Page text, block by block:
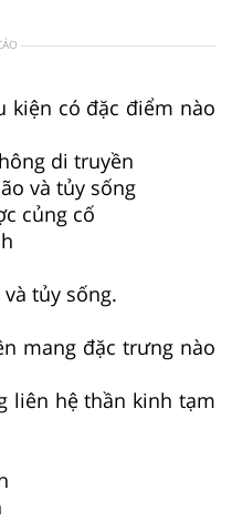
kiện có đặc điểm nào
di truyền
và tủy sống
củng cố
tủy sống.
mang đặc trưng nào
liên hệ thần kinh tạm